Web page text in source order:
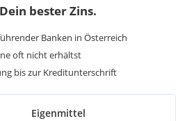
Dein bester Zins.
Banken in Österreich
oft nicht erhältst
bis zur Kreditunterschrift
Eigenmittel